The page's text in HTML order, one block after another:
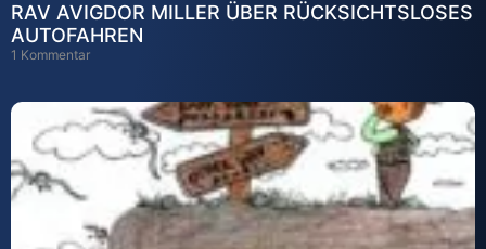
RAV AVIGDOR MILLER ÜBER RÜCKSICHTSLOSES
AUTOFAHREN
1 Kommentar